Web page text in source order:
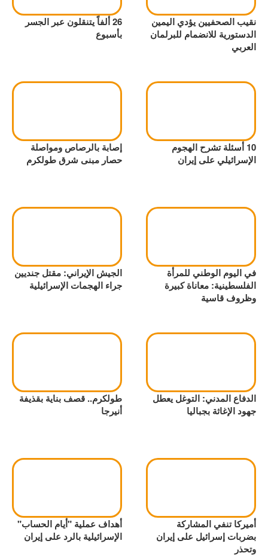
نقيب الصحفيين يؤدي اليمين
الدستورية للانضمام للبرلمان
العربي
26 ألفاً يتنقلون عبر الجسر
بأسبوع
10 أسئلة تشرح الهجوم
الإسرائيلي على إيران
إصابة بالرصاص ومواصلة
حصار مبنى شرق طولكرم
في اليوم الوطني للمرأة
الفلسطينية: معاناة كبيرة
وظروف قاسية
الجيش الإيراني: مقتل جنديين
جراء الهجمات الإسرائيلية
الدفاع المدني: التوغل يعطل
جهود الإغاثة بجباليا
طولكرم.. قصف بناية بقذيفة
أنيرجا
أميركا تنفي المشاركة
بضربات إسرائيل على إيران
وتحذر
أهداف عملية "أيام الحساب"
الإسرائيلية بالرد على إيران